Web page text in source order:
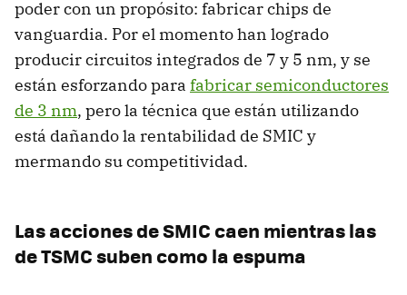
poder con un propósito: fabricar chips de
vanguardia. Por el momento han logrado
producir circuitos integrados de 7 y 5 nm, y se
están esforzando para fabricar semiconductores
de 3 nm, pero la técnica que están utilizando
está dañando la rentabilidad de SMIC y
mermando su competitividad.
Las acciones de SMIC caen mientras las
de TSMC suben como la espuma